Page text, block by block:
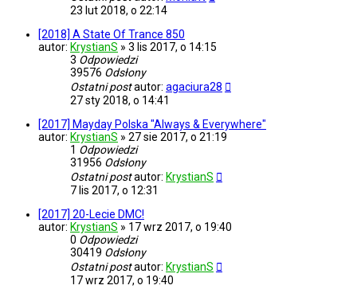
23 lut 2018, o 22:14
[2018] A State Of Trance 850
autor: KrystianS » 3 lis 2017, o 14:15
3 Odpowiedzi
39576 Odsłony
Ostatni postautor: agaciura28
27 sty 2018, o 14:41
[2017] Mayday Polska "Always & Everywhere"
autor: KrystianS » 27 sie 2017, o 21:19
1 Odpowiedzi
31956 Odsłony
Ostatni postautor: KrystianS
7 lis 2017, o 12:31
[2017] 20-Lecie DMC!
autor: KrystianS » 17 wrz 2017, o 19:40
0 Odpowiedzi
30419 Odsłony
Ostatni postautor: KrystianS
17 wrz 2017, o 19:40